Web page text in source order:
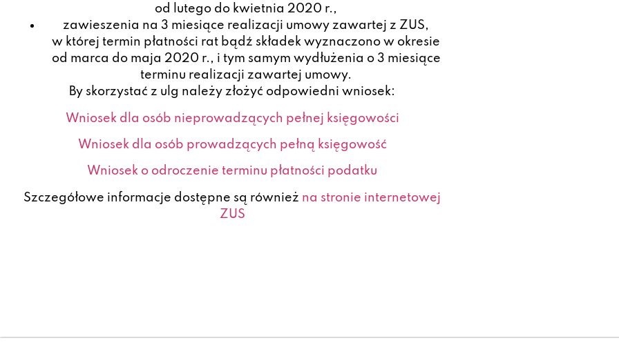
od lutego do kwietnia 2020 r.,
zawieszenia na 3 miesiące realizacji umowy zawartej z ZUS,
w której termin płatności rat bądź składek wyznaczono w okresie
od marca do maja 2020 r., i tym samym wydłużenia o 3 miesiące
terminu realizacji zawartej umowy.
By skorzystać z ulg należy złożyć odpowiedni wniosek:
Wniosek dla osób nieprowadzących pełnej księgowości
Wniosek dla osób prowadzących pełną księgowość
Wniosek o odroczenie terminu płatności podatku
Szczegółowe informacje dostępne są również na stronie internetowej
ZUS